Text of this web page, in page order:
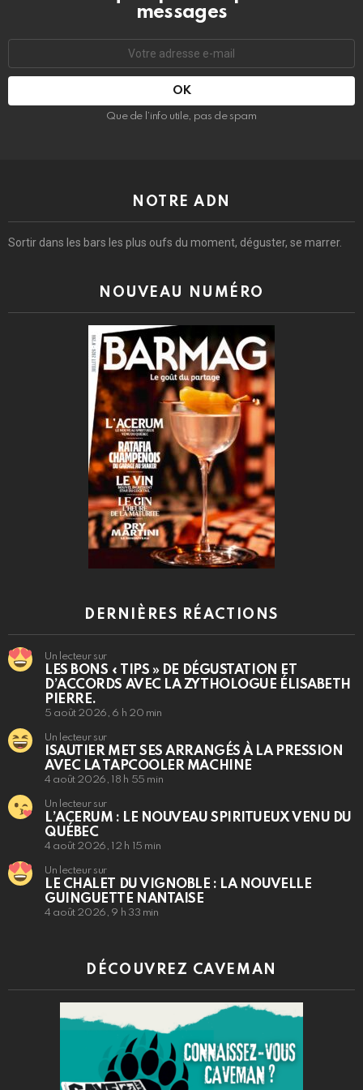
messages
mail
Que de l’info utile, pas de spam
NOTRE ADN
Sortir dans les bars les plus oufs du moment, déguster, se marrer.
NOUVEAU NUMÉRO
DERNIÈRES RÉACTIONS
Un lecteur sur
LES BONS « TIPS » DE DÉGUSTATION ET
D’ACCORDS AVEC LA ZYTHOLOGUE ÉLISABETH
PIERRE.
5 août 2026, 6 h 20 min
Un lecteur sur
ISAUTIER MET SES ARRANGÉS À LA PRESSION
AVEC LA TAPCOOLER MACHINE
4 août 2026, 18 h 55 min
Un lecteur sur
L’ACERUM : LE NOUVEAU SPIRITUEUX VENU DU
QUÉBEC
4 août 2026, 12 h 15 min
Un lecteur sur
LE CHALET DU VIGNOBLE : LA NOUVELLE
GUINGUETTE NANTAISE
4 août 2026, 9 h 33 min
DÉCOUVREZ CAVEMAN